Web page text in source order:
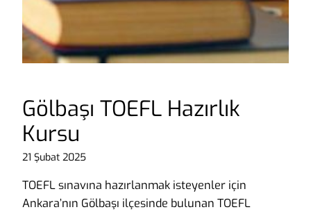
Gölbaşı TOEFL Hazırlık
Kursu
21 Şubat 2025
TOEFL sınavına hazırlanmak isteyenler için
Ankara’nın Gölbaşı ilçesinde bulunan TOEFL